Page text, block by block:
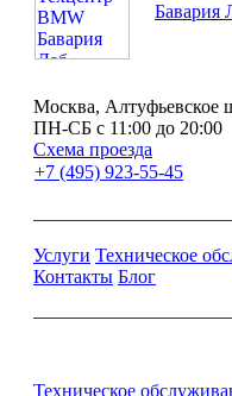
Бавария
Москва, Алтуфьевское
ПН-СБ с 11:00 до 20:00
Схема проезда
+7 (495) 923-55-45
Услуги Техническое
Контакты Блог
Техническое